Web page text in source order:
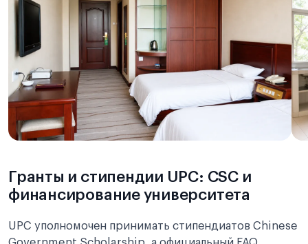
Гранты и стипендии UPC: CSC и
финансирование университета
UPC уполномочен принимать стипендиатов Chinese